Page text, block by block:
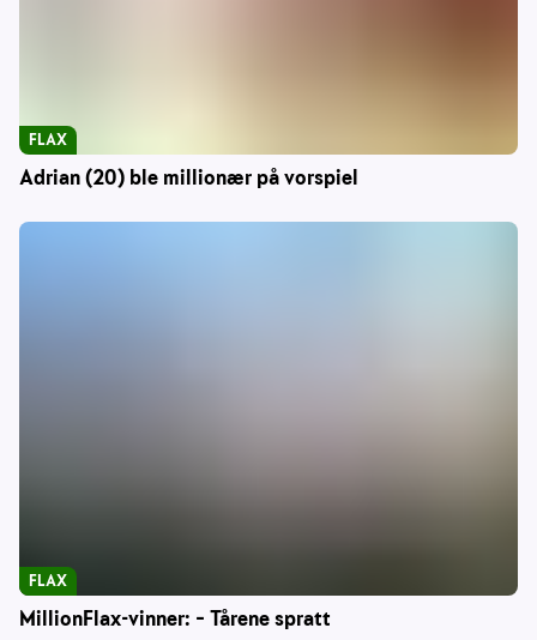
Adrian (20) ble millionær på vorspiel
FLAX
MillionFlax-vinner: – Tårene spratt
FLAX